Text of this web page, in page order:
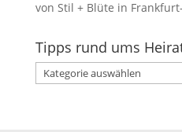
von Stil + Blüte in
Tipps rund ums
Tipps
rund